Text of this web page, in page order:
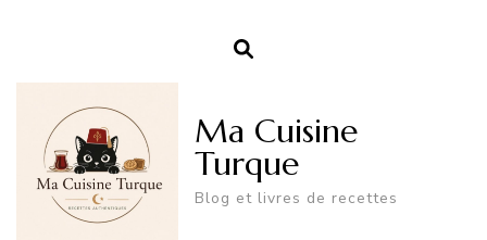
Ma Cuisine
Turque
Blog et livres de recettes